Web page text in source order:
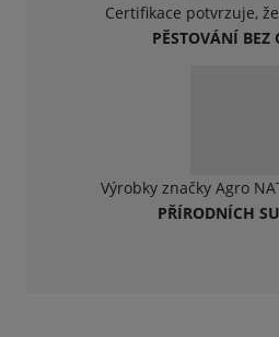
Certifikace potvrzuje,
PĚSTOVÁNÍ BEZ
Výrobky značky Agro
PŘÍRODNÍCH